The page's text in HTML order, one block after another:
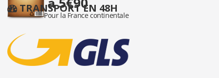
TRANSPORT EN 48H